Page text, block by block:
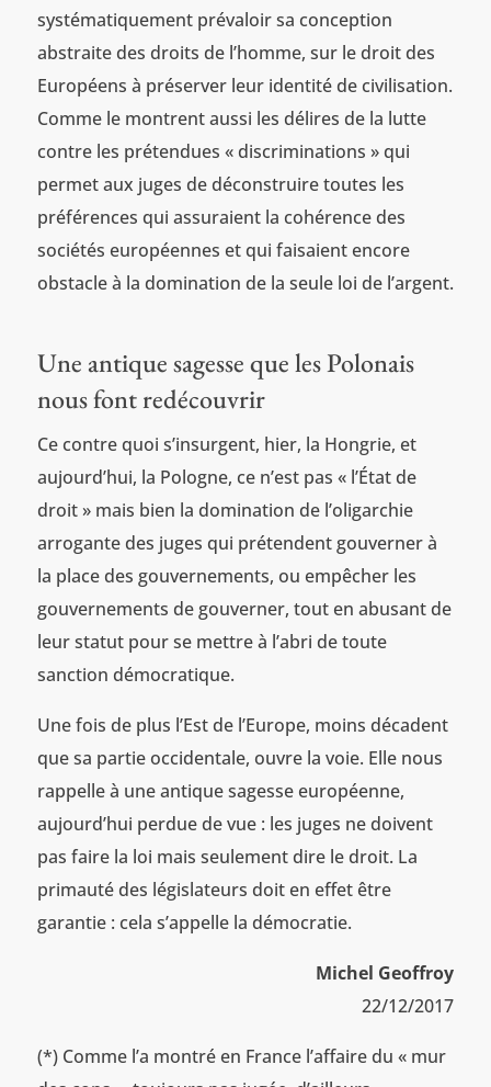
systématiquement prévaloir sa conception
abstraite des droits de l’homme, sur le droit des
Européens à préserver leur identité de civilisation.
Comme le montrent aussi les délires de la lutte
contre les prétendues « discriminations » qui
permet aux juges de déconstruire toutes les
préférences qui assuraient la cohérence des
sociétés européennes et qui faisaient encore
obstacle à la domination de la seule loi de l’argent.
Une antique sagesse que les Polonais
nous font redécouvrir
Ce contre quoi s’insurgent, hier, la Hongrie, et
aujourd’hui, la Pologne, ce n’est pas « l’État de
droit » mais bien la domination de l’oligarchie
arrogante des juges qui prétendent gouverner à
la place des gouvernements, ou empêcher les
gouvernements de gouverner, tout en abusant de
leur statut pour se mettre à l’abri de toute
sanction démocratique.
Une fois de plus l’Est de l’Europe, moins décadent
que sa partie occidentale, ouvre la voie. Elle nous
rappelle à une antique sagesse européenne,
aujourd’hui perdue de vue : les juges ne doivent
pas faire la loi mais seulement dire le droit. La
primauté des législateurs doit en effet être
garantie : cela s’appelle la démocratie.
Michel Geoffroy
22/12/2017
(*) Comme l’a montré en France l’affaire du « mur